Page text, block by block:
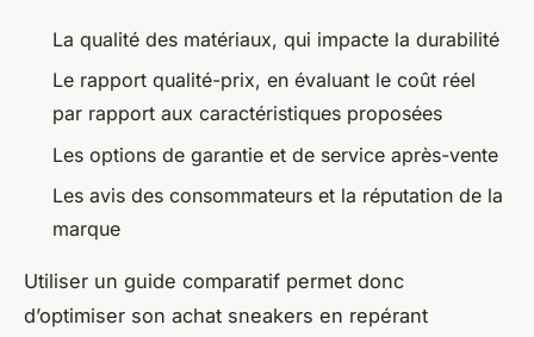
La qualité des matériaux, qui impacte la durabilité
Le rapport qualité-prix, en évaluant le coût réel
par rapport aux caractéristiques proposées
Les options de garantie et de service après-vente
Les avis des consommateurs et la réputation de la
marque
Utiliser un guide comparatif permet donc
d’optimiser son achat sneakers en repérant